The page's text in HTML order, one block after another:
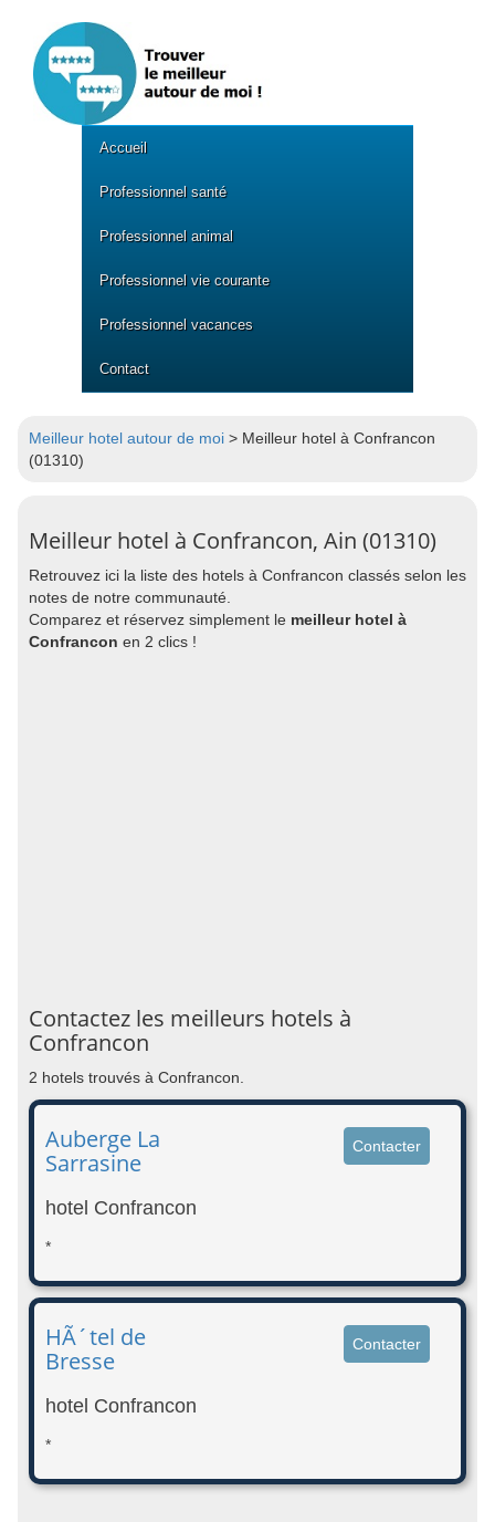
Accueil
Professionnel santé
Professionnel animal
Professionnel vie courante
Professionnel vacances
Contact
Meilleur hotel autour de moi > Meilleur hotel à Confrancon
(01310)
Meilleur hotel à Confrancon, Ain (01310)
Retrouvez ici la liste des hotels à Confrancon classés selon les
notes de notre communauté.
Comparez et réservez simplement le meilleur hotel à
Confrancon en 2 clics !
Contactez les meilleurs hotels à
Confrancon
2 hotels trouvés à Confrancon.
Auberge La
Sarrasine
Contacter
hotel Confrancon
*
HÃ´tel de
Bresse
Contacter
hotel Confrancon
*